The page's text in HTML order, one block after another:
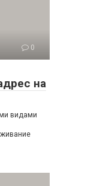
0
на
видами